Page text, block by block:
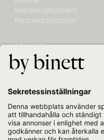
Inredningstjänster
Personal Shopper
FÖLJ OSS
NYHETSBREV
E-post